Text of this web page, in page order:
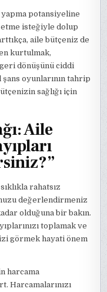
yapma potansiyeline
etme isteğiyle dolup
aile bütçeniz de
kurtulmak,
dönüşünü ciddi
oyunlarının tahrip
sağlığı için
Aile
rahatsız
değerlendirmeniz
olduğuna bir bakın.
toplamak ve
görmek hayati önem
harcama
Harcamalarınızı